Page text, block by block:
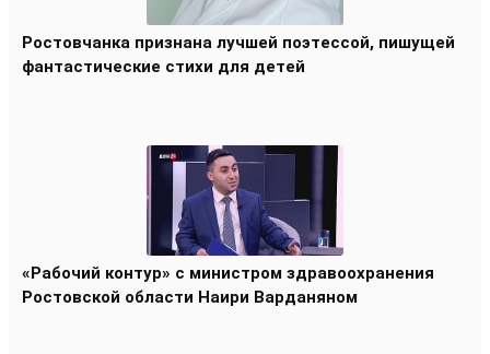
Ростовчанка признана лучшей поэтессой, пишущей
фантастические стихи для детей
«Рабочий контур» с министром здравоохранения
Ростовской области Наири Варданяном